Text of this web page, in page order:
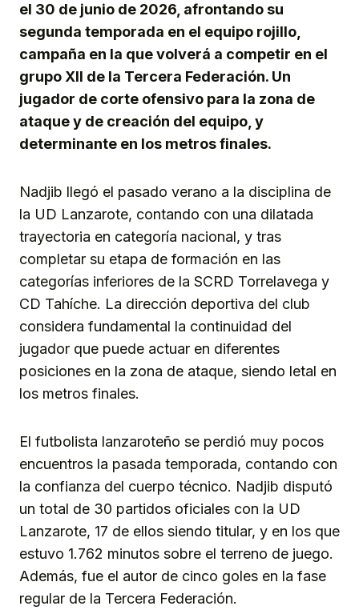
el 30 de junio de 2026, afrontando su
segunda temporada en el equipo rojillo,
campaña en la que volverá a competir en el
grupo XII de la Tercera Federación. Un
jugador de corte ofensivo para la zona de
ataque y de creación del equipo, y
determinante en los metros finales.
Nadjib llegó el pasado verano a la disciplina de
la UD Lanzarote, contando con una dilatada
trayectoria en categoría nacional, y tras
completar su etapa de formación en las
categorías inferiores de la SCRD Torrelavega y
CD Tahíche. La dirección deportiva del club
considera fundamental la continuidad del
jugador que puede actuar en diferentes
posiciones en la zona de ataque, siendo letal en
los metros finales.
El futbolista lanzaroteño se perdió muy pocos
encuentros la pasada temporada, contando con
la confianza del cuerpo técnico. Nadjib disputó
un total de 30 partidos oficiales con la UD
Lanzarote, 17 de ellos siendo titular, y en los que
estuvo 1.762 minutos sobre el terreno de juego.
Además, fue el autor de cinco goles en la fase
regular de la Tercera Federación.